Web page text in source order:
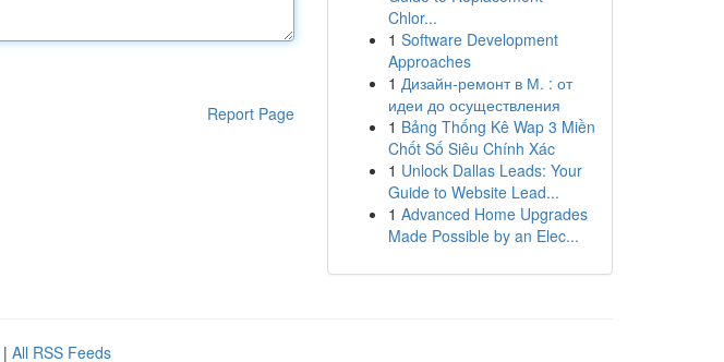
Report Page
Chlor...
1 Software Development
Approaches
1 Дизайн-ремонт в М. : от
идеи до осуществления
1 Bảng Thống Kê Wap 3 Miền
Chốt Số Siêu Chính Xác
1 Unlock Dallas Leads: Your
Guide to Website Lead...
1 Advanced Home Upgrades
Made Possible by an Elec...
| All RSS Feeds